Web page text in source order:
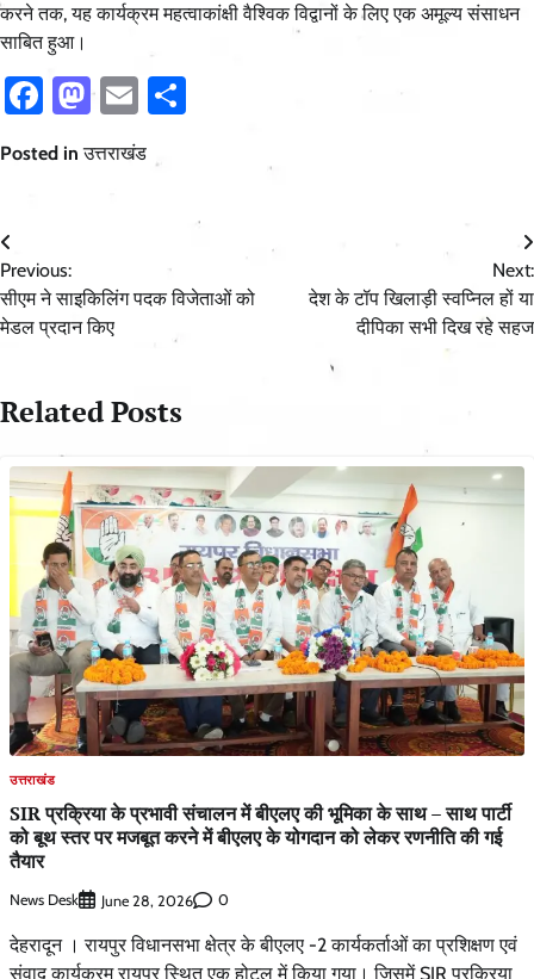
करने तक, यह कार्यक्रम महत्वाकांक्षी वैश्विक विद्वानों के लिए एक अमूल्य संसाधन
साबित हुआ।
Facebook
Mastodon
Email
Posted inउत्तराखंड
Post
navigation
Previous:
सीएम ने साइकिलिंग पदक विजेताओं को
मेडल प्रदान किए
Next:
देश के टॉप खिलाड़ी स्वप्निल हों या
दीपिका सभी दिख रहे सहज
Related Posts
उत्तराखंड
SIR प्रक्रिया के प्रभावी संचालन में बीएलए की भूमिका के साथ – साथ पार्टी
को बूथ स्तर पर मजबूत करने में बीएलए के योगदान को लेकर रणनीति की गई
तैयार
News Desk June 28, 2026 0
देहरादून । रायपुर विधानसभा क्षेत्र के बीएलए -2 कार्यकर्ताओं का प्रशिक्षण एवं
संवाद कार्यक्रम रायपुर स्थित एक होटल में किया गया। जिसमें SIR प्रक्रिया